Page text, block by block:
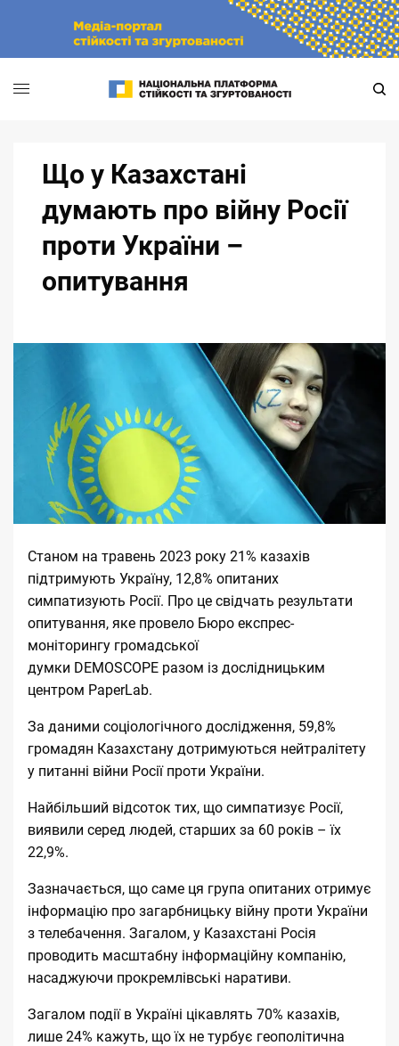
Що у Казахстані
думають про війну Росії
проти України –
опитування
Станом на травень 2023 року 21% казахів
підтримують Україну, 12,8% опитаних
симпатизують Росії. Про це свідчать результати
опитування, яке провело Бюро експрес-
моніторингу громадської
думки DEMOSCOPE разом із дослідницьким
центром PaperLab.
За даними соціологічного дослідження, 59,8%
громадян Казахстану дотримуються нейтралітету
у питанні війни Росії проти України.
Найбільший відсоток тих, що симпатизує Росії,
виявили серед людей, старших за 60 років – їх
22,9%.
Зазначається, що саме ця група опитаних отримує
інформацію про загарбницьку війну проти України
з телебачення. Загалом, у Казахстані Росія
проводить масштабну інформаційну компанію,
насаджуючи прокремлівські наративи.
Загалом події в Україні цікавлять 70% казахів,
лише 24% кажуть, що їх не турбує геополітична